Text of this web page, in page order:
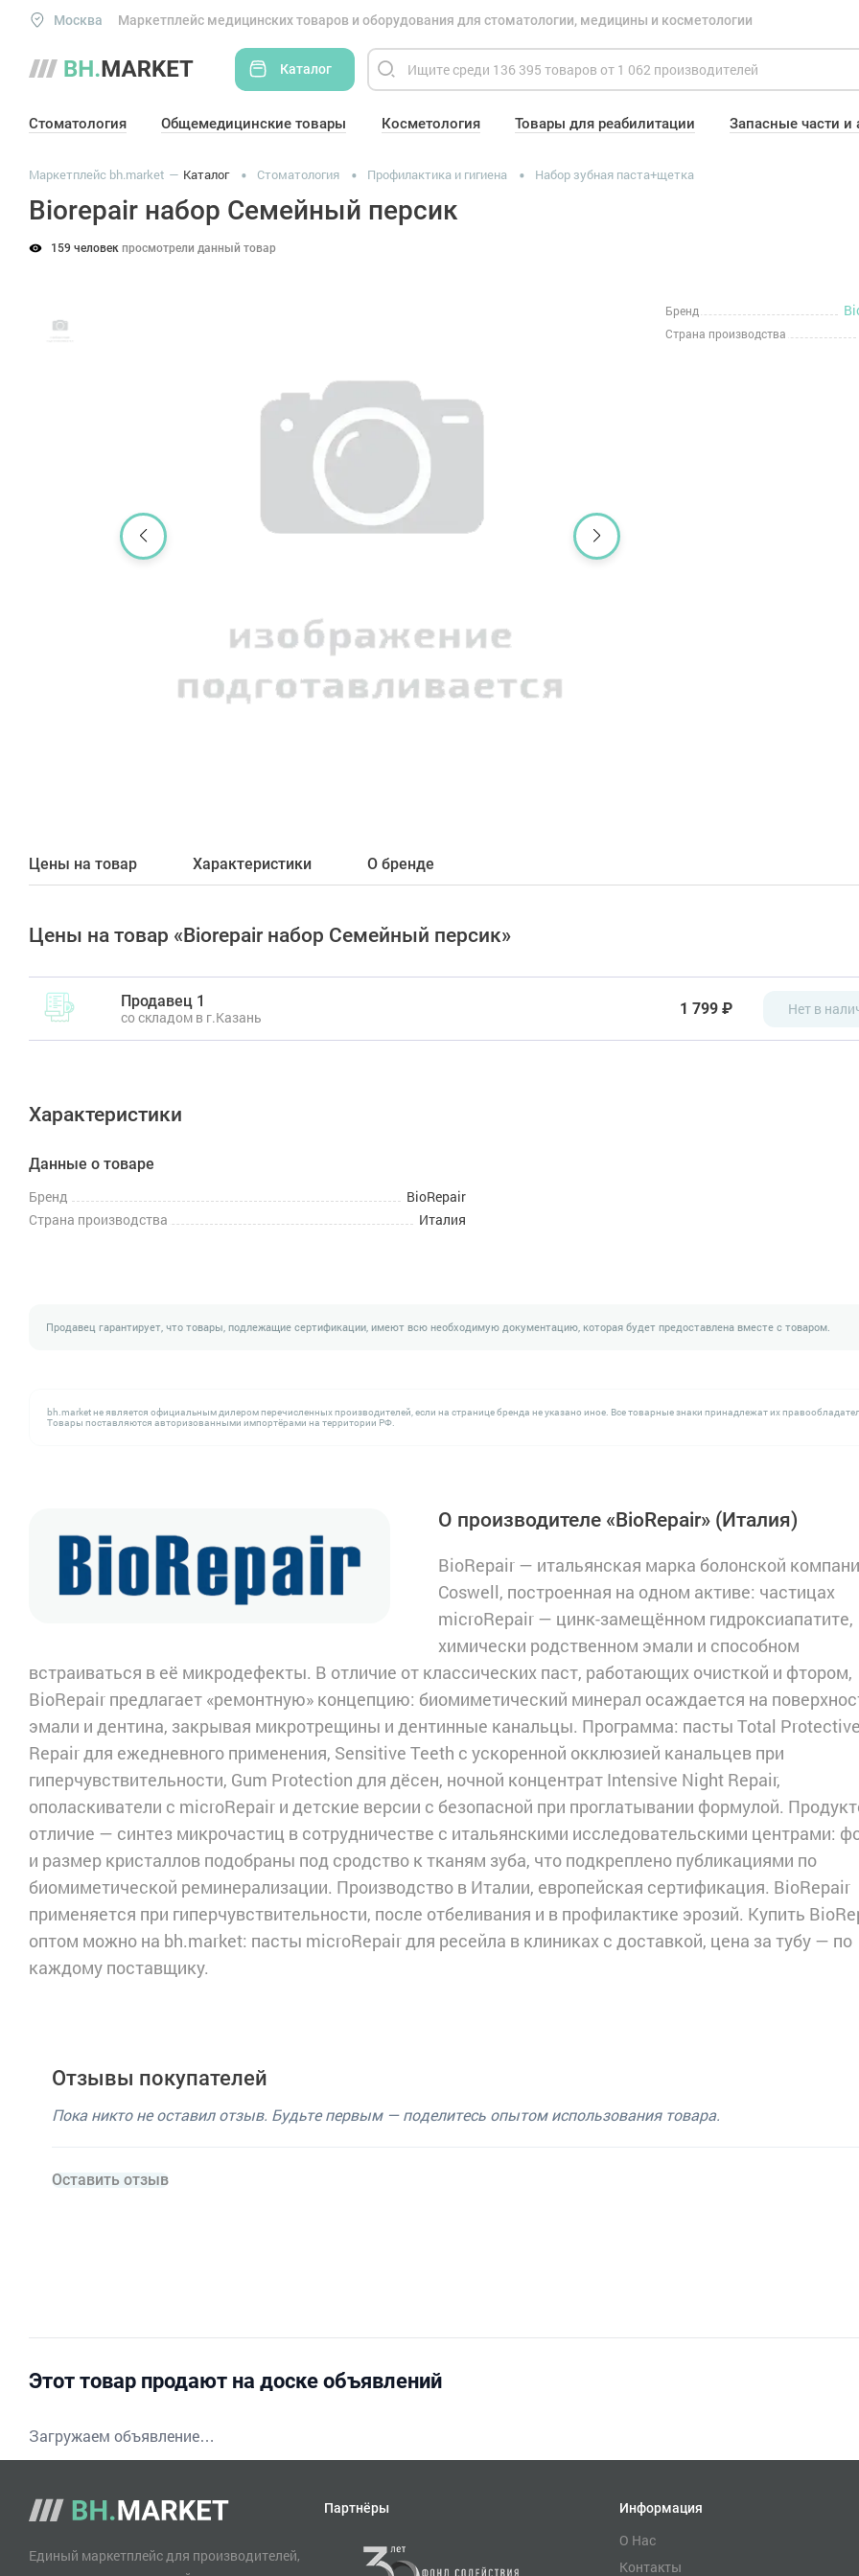
Москва Маркетплейс медицинских товаров и оборудования для стоматологии, медицины и косметологии
Каталог
Стоматология Общемедицинские товары Косметология Товары для реабилитации Запасные части и
Маркетплейс bh.market Каталог Стоматология Профилактика и гигиена Набор зубная паста+щетка
Biorepair набор Семейный персик
159 человек просмотрели данный товар
Бренд
Страна производства
Цены на товар Характеристики О бренде
Цены на товар «Biorepair набор Семейный персик»
Продавец 1
со складом в г.Казань
1 799 ₽ Нет в
Характеристики
Данные о товаре
Бренд
BioRepair
Страна производства
Италия
Продавец гарантирует, что товары, подлежащие сертификации, имеют всю необходимую документацию, которая будет предоставлена вместе с товаром.
bh.market не является официальным дилером перечисленных производителей, если на странице бренда не указано иное. Все товарные знаки принадлежат их
Товары поставляются авторизованными импортёрами на территории РФ.
О производителе «BioRepair» (Италия)
BioRepair — итальянская марка болонской
Coswell, построенная на одном активе: частицах
microRepair — цинк-замещённом гидроксиапатите,
химически родственном эмали и способном
встраиваться в её микродефекты. В отличие от классических паст, работающих очисткой и фтором,
BioRepair предлагает «ремонтную» концепцию: биомиметический минерал осаждается на
эмали и дентина, закрывая микротрещины и дентинные канальцы. Программа: пасты Total
Repair для ежедневного применения, Sensitive Teeth с ускоренной окклюзией канальцев при
гиперчувствительности, Gum Protection для дёсен, ночной концентрат Intensive Night Repair,
ополаскиватели с microRepair и детские версии с безопасной при проглатывании формулой.
отличие — синтез микрочастиц в сотрудничестве с итальянскими исследовательскими центрами:
и размер кристаллов подобраны под сродство к тканям зуба, что подкреплено публикациями по
биомиметической реминерализации. Производство в Италии, европейская сертификация. BioRepair
применяется при гиперчувствительности, после отбеливания и в профилактике эрозий. Купить
оптом можно на bh.market: пасты microRepair для ресейла в клиниках с доставкой, цена за тубу — по
каждому поставщику.
Отзывы покупателей
Пока никто не оставил отзыв. Будьте первым — поделитесь опытом использования товара.
Оставить отзыв
Этот товар продают на доске объявлений
Загружаем объявление…
Единый маркетплейс для производителей,
Партнёры Информация
О Нас
Контакты